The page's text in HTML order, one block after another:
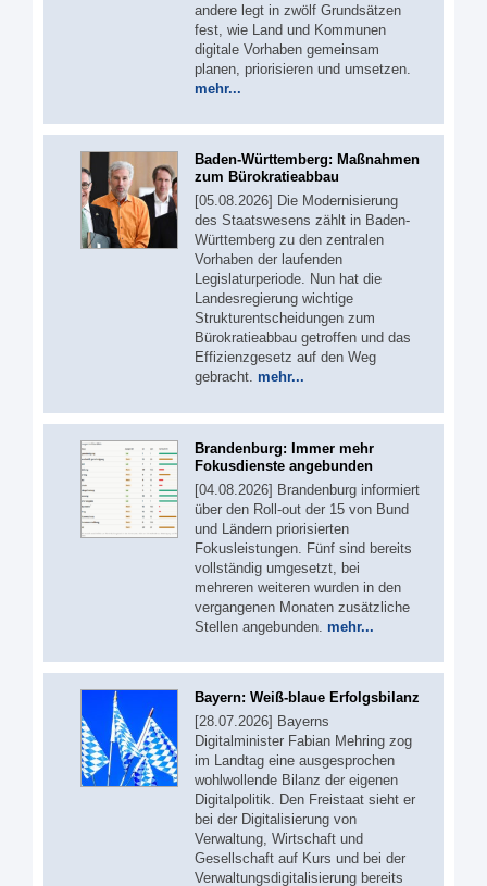
andere legt in zwölf Grundsätzen
fest, wie Land und Kommunen
digitale Vorhaben gemeinsam
planen, priorisieren und umsetzen.
mehr...
Baden-Württemberg: Maßnahmen
zum Bürokratieabbau
[05.08.2026] Die Modernisierung
des Staatswesens zählt in Baden-
Württemberg zu den zentralen
Vorhaben der laufenden
Legislaturperiode. Nun hat die
Landesregierung wichtige
Strukturentscheidungen zum
Bürokratieabbau getroffen und das
Effizienzgesetz auf den Weg
gebracht. mehr...
Brandenburg: Immer mehr
Fokusdienste angebunden
[04.08.2026] Brandenburg informiert
über den Roll-out der 15 von Bund
und Ländern priorisierten
Fokusleistungen. Fünf sind bereits
vollständig umgesetzt, bei
mehreren weiteren wurden in den
vergangenen Monaten zusätzliche
Stellen angebunden. mehr...
Bayern: Weiß-blaue Erfolgsbilanz
[28.07.2026] Bayerns
Digitalminister Fabian Mehring zog
im Landtag eine ausgesprochen
wohlwollende Bilanz der eigenen
Digitalpolitik. Den Freistaat sieht er
bei der Digitalisierung von
Verwaltung, Wirtschaft und
Gesellschaft auf Kurs und bei der
Verwaltungsdigitalisierung bereits